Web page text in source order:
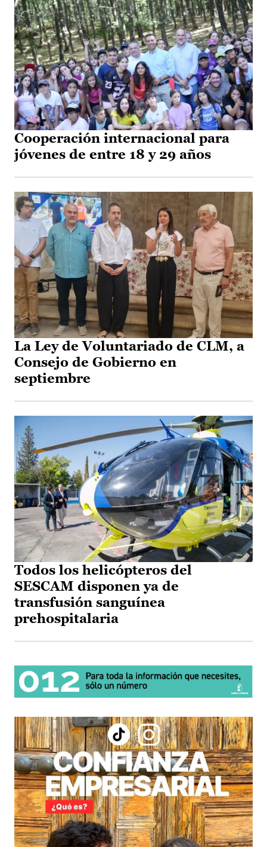
Cooperación internacional para
jóvenes de entre 18 y 29 años
La Ley de Voluntariado de CLM, a
Consejo de Gobierno en
septiembre
Todos los helicópteros del
SESCAM disponen ya de
transfusión sanguínea
prehospitalaria